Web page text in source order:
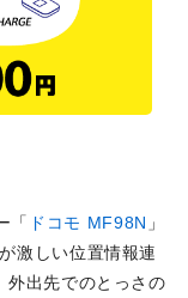
「 ドコモ MF98N 」
激しい位置情報連
出先でのとっさの